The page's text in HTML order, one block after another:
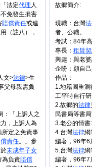
故鄉簡介:
現職：台灣
者、公職。
考試：84年
專長： 租賃
興趣：與老
企盼：願自
作品：
1.地籍圖重
工平時自行
2.故鄉的法律
民書局等書
3.老公的情
4.台灣法律網
編著，96年6
5.台灣法律網
編著，96年7
法定代理 人
免發生損害
賠償責任或連
（註八），
文>法律>生
父母親需負
：「上訴人之
，上訴人為
所定之免責事
責任。」參
未成年子女
為負責賠償